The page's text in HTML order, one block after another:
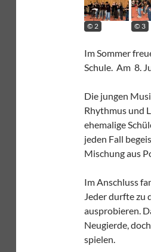
© 2 © 3
Im Sommer
Schule. Am 8.
Die jungen
Rhythmus und
ehemalige
jeden Fall
Mischung aus
Im Anschluss
Jeder durfte zu
ausprobieren.
Neugierde,
spielen.